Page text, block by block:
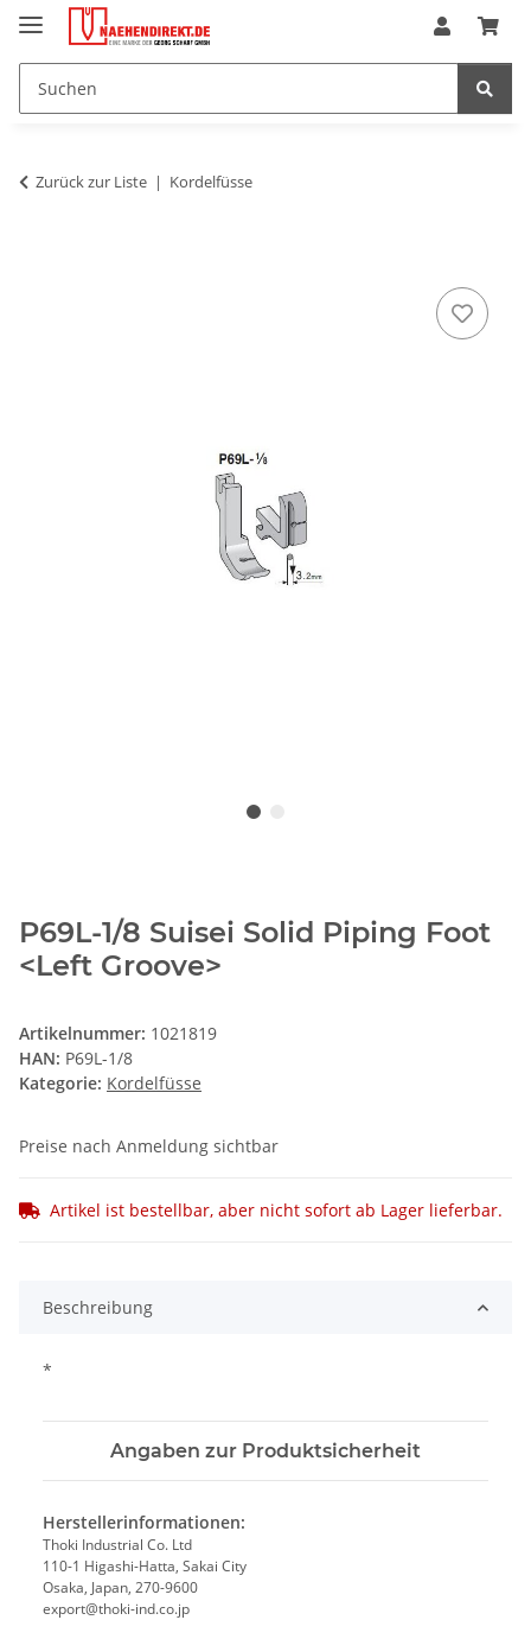
Zurück zur Liste Kordelfüsse
P69L-1/8 Suisei Solid Piping Foot
<Left Groove>
Artikelnummer: 1021819
HAN: P69L-1/8
Kategorie: Kordelfüsse
Preise nach Anmeldung sichtbar
Artikel ist bestellbar, aber nicht sofort ab Lager lieferbar.
Beschreibung
*
Angaben zur Produktsicherheit
Herstellerinformationen:
Thoki Industrial Co. Ltd
110-1 Higashi-Hatta, Sakai City
Osaka, Japan, 270-9600
export@thoki-ind.co.jp